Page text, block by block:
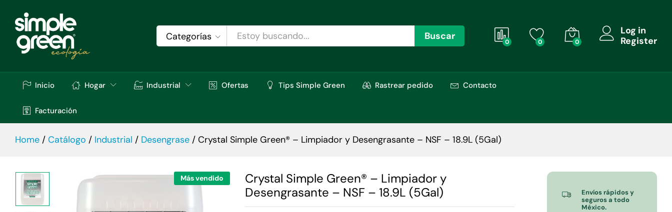
Categorías Buscar 0 0 0
Log in
Register
Inicio Hogar Industrial Ofertas Tips Simple Green Rastrear pedido Contacto
Facturación
Home / Catálogo / Industrial / Desengrase / Crystal Simple Green® – Limpiador y Desengrasante – NSF – 18.9L (5Gal)
Más vendido
Crystal Simple Green® – Limpiador y
Desengrasante – NSF – 18.9L (5Gal)
Envíos rápidos y
seguros a todo
México.
Descripción